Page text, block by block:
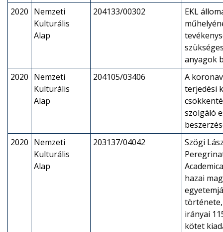
2020 Nemzeti
Kulturális
Alap
204133/00302
EKL
anyagok
2020 Nemzeti
Kulturális
Alap
204105/03406
A
terjedési
szolgáló
2020 Nemzeti
Kulturális
Alap
203137/04042
Szögi
hazai
irányai
kötet